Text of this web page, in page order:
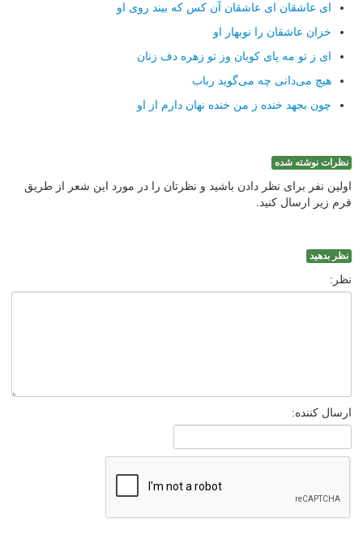
ای عاشقان ای عاشقان آن كس كه بیند روی او
خزان عاشقان را نوبهار او
ای ز تو مه پای كوبان وز تو زهره دف زنان
هیچ می‌دانی چه می‌گوید رباب
چون بجهد خنده ز من خنده نهان دارم از او
نظرات نوشته شده
اولین نفر برای نظر دادن باشید و نظرتان را در مورد این شعر از طریق
فرم زیر ارسال کنید.
نظر بدهید
نظر:
ارسال کننده: